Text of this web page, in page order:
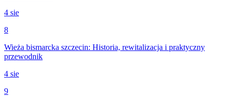
4 sie
8
Wieża bismarcka szczecin: Historia, rewitalizacja i praktyczny
przewodnik
4 sie
9